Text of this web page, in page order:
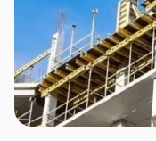
Професійну
підхід до
Покриття
Привабливі
премій;